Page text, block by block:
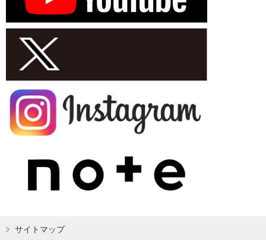
サイトマップ